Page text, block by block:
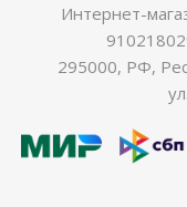
Интернет-
295000, РФ,